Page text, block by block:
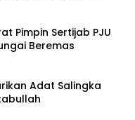
Pimpin Sertijab PJU
Beremas
Adat Salingka